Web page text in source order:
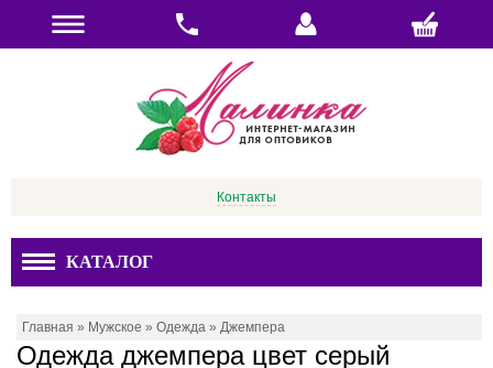
Контакты
КАТАЛОГ
Главная » Мужское » Одежда » Джемпера
Одежда джемпера цвет серый